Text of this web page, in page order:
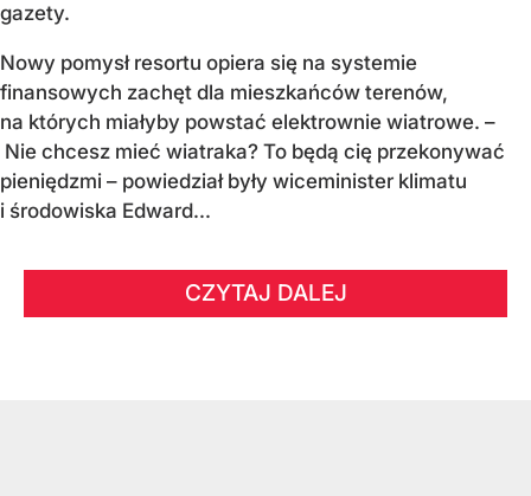
gazety.
Nowy pomysł resortu opiera się na systemie
finansowych zachęt dla mieszkańców terenów,
na których miałyby powstać elektrownie wiatrowe. –
Nie chcesz mieć wiatraka? To będą cię przekonywać
pieniędzmi – powiedział były wiceminister klimatu
i środowiska Edward...
CZYTAJ DALEJ